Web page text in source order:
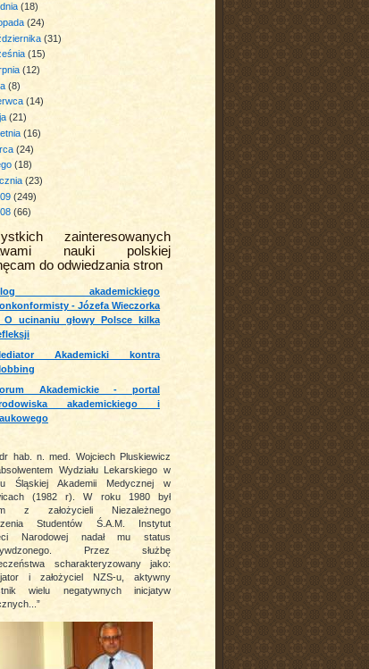
(18)
(24)
(31)
(15)
(12)
(8)
(14)
(21)
(16)
(24)
(18)
(23)
(249)
(66)
zainteresowanych
nauki polskiej
do odwiedzania stron
akademickiego
- Józefa Wieczorka
O ucinaniu głowy Polsce kilka
Akademicki kontra
Akademickie - portal
akademickiego i
hab. n. med. Wojciech Pluskiewicz
Wydziału Lekarskiego w
Śląskiej Akademii Medycznej w
(1982 r). W roku 1980 był
z założycieli Niezależnego
Studentów Ś.A.M. Instytut
Narodowej nadał mu status
Przez służbę
scharakteryzowany jako:
i założyciel NZS-u, aktywny
wielu negatywnych inicjatyw